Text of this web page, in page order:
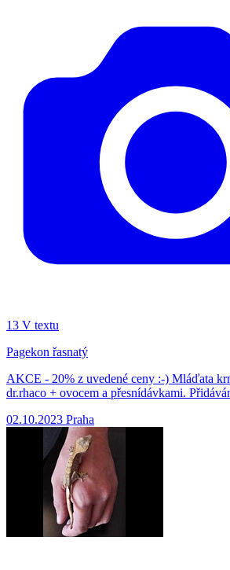
13 V textu
Pagekon řasnatý
AKCE - 20% z uvedené ceny :-) Mláďata
dr.rhaco + ovocem a přesnídávkami.
02.10.2023 Praha